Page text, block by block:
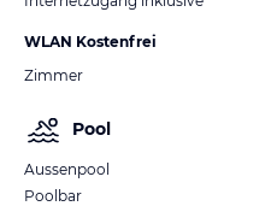
WLAN Kostenfrei
Zimmer
Pool
Aussenpool
Poolbar